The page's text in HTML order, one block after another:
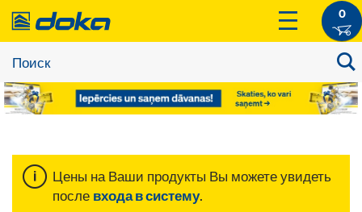
0
Цены на Ваши продукты Вы можете увидеть
после входа в систему.